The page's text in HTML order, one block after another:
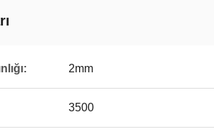
2mm
3500